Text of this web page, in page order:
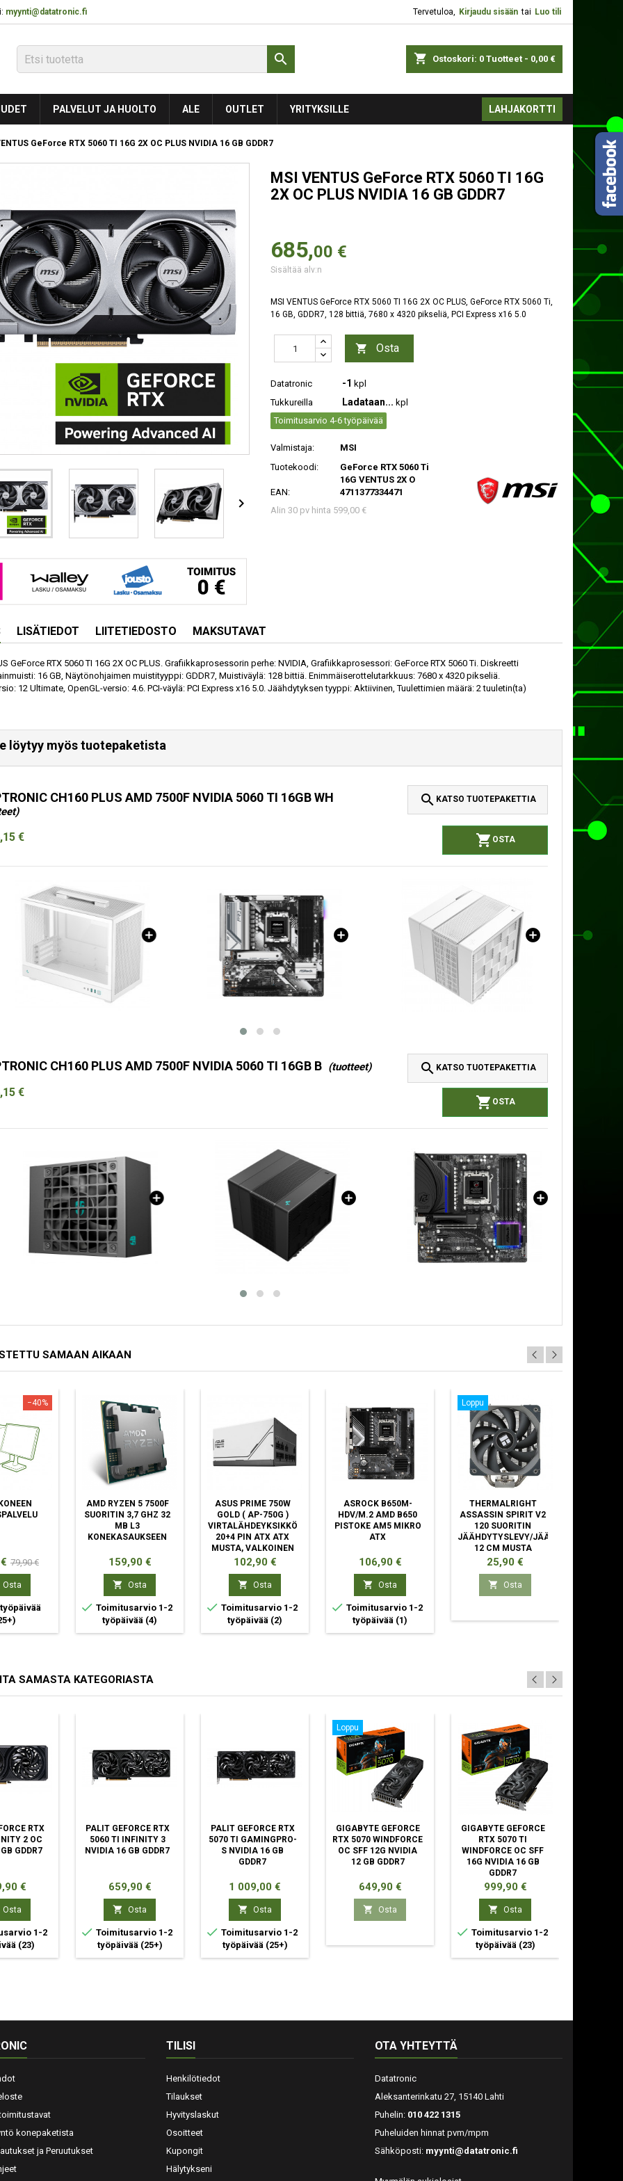
myynti@datatronic.fi Tervetuloa, Kirjaudu sisään tai Luo tili
shopping_cart Ostoskori: 0 Tuotteet - 0,00 €

PALVELUT JA HUOLTO ALE OUTLET YRITYKSILLE LAHJAKORTTI
GeForce RTX 5060 TI 16G 2X OC PLUS NVIDIA 16 GB GDDR7

MSI VENTUS GeForce RTX 5060 TI 16G
2X OC PLUS NVIDIA 16 GB GDDR7
685,00 €
Sisältää alv:n
MSI VENTUS GeForce RTX 5060 TI 16G 2X OC PLUS, GeForce RTX 5060 Ti,
16 GB, GDDR7, 128 bittiä, 7680 x 4320 pikseliä, PCI Express x16 5.0
 Osta
Datatronic -1 kpl
Tukkureilla
Ladataan... kpl
Toimitusarvio 4-6 työpäivää
Valmistaja:
MSI
Tuotekoodi:
GeForce RTX 5060 Ti
16G VENTUS 2X O
EAN:
4711377334471
Alin 30 pv hinta 599,00 €
LISÄTIEDOT LIITETIEDOSTO MAKSUTAVAT
GeForce RTX 5060 TI 16G 2X OC PLUS. Grafiikkaprosessorin perhe: NVIDIA, Grafiikkaprosessori: GeForce RTX 5060 Ti. Diskreetti
16 GB, Näytönohjaimen muistityyppi: GDDR7, Muistiväylä: 128 bittiä. Enimmäiserottelutarkkuus: 7680 x 4320 pikseliä.
12 Ultimate, OpenGL-versio: 4.6. PCI-väylä: PCI Express x16 5.0. Jäähdytyksen tyyppi: Aktiivinen, Tuulettimien määrä: 2 tuuletin(ta)
löytyy myös tuotepaketista
CH160 PLUS AMD 7500F NVIDIA 5060 TI 16GB WH  KATSO TUOTEPAKETTIA
€  OSTA
CH160 PLUS AMD 7500F NVIDIA 5060 TI 16GB B (tuotteet)  KATSO TUOTEPAKETTIA
€
 OSTA
SAMAAN AIKAAN
−40%
Normaali
hinta
79,90 €
Osta
AMD RYZEN 5 7500F
SUORITIN 3,7 GHZ 32
MB L3
KONEKASAUKSEEN
Hinta
159,90 €
 Osta
 Toimitusarvio 1-2
työpäivää (4)
ASUS PRIME 750W
GOLD ( AP-750G )
VIRTALÄHDEYKSIKKÖ
20+4 PIN ATX ATX
MUSTA, VALKOINEN
Hinta
102,90 €
 Osta
 Toimitusarvio 1-2
työpäivää (2)
ASROCK B650M-
HDV/M.2 AMD B650
PISTOKE AM5 MIKRO
ATX
Hinta
106,90 €
 Osta
 Toimitusarvio 1-2
työpäivää (1)
Loppu
THERMALRIGHT
ASSASSIN SPIRIT V2
120 SUORITIN
JÄÄHDYTYSLEVY/JÄÄHDYTIN
12 CM MUSTA
Hinta
25,90 €
 Osta
SAMASTA KATEGORIASTA
RTX
2 OC
GDDR7
€
Osta
1-2
(23)
PALIT GEFORCE RTX
5060 TI INFINITY 3
NVIDIA 16 GB GDDR7
Hinta
659,90 €
 Osta
 Toimitusarvio 1-2
työpäivää (25+)
PALIT GEFORCE RTX
5070 TI GAMINGPRO-
S NVIDIA 16 GB
GDDR7
Hinta
1 009,00 €
 Osta
 Toimitusarvio 1-2
työpäivää (25+)
Loppu
GIGABYTE GEFORCE
RTX 5070 WINDFORCE
OC SFF 12G NVIDIA
12 GB GDDR7
Hinta
649,90 €
 Osta
GIGABYTE GEFORCE
RTX 5070 TI
WINDFORCE OC SFF
16G NVIDIA 16 GB
GDDR7
Hinta
999,90 €
 Osta
 Toimitusarvio 1-2
työpäivää (23)
konepaketista
ja Peruutukset
TILISI
Henkilötiedot
Tilaukset
Hyvityslaskut
Osoitteet
Kupongit
Hälytykseni
OTA YHTEYTTÄ
Datatronic
Aleksanterinkatu 27, 15140 Lahti
Puhelin: 010 422 1315
Puheluiden hinnat pvm/mpm
Sähköposti: myynti@datatronic.fi